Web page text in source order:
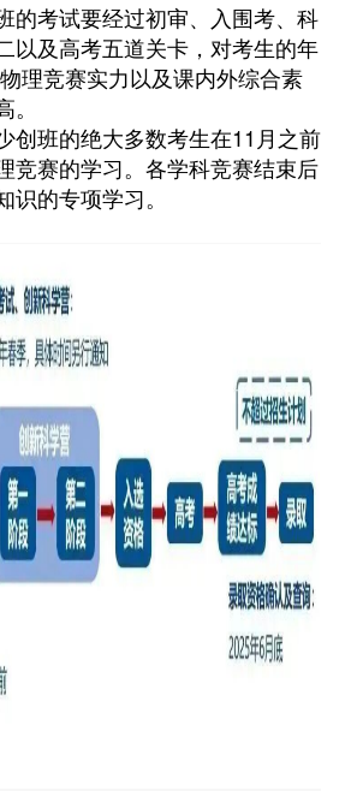
考试要经过初审、入围考、科
以及高考五道关卡，对考生的年
理竞赛实力以及课内外综合素
班的绝大多数考生在11月之前
竞赛的学习。各学科竞赛结束后
的专项学习。